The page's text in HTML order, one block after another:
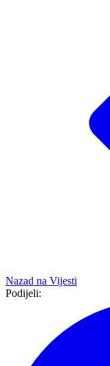
Nazad na Vijesti
Podijeli: